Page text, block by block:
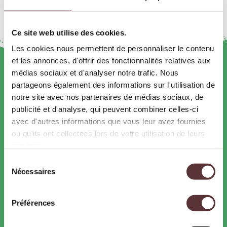
Ce site web utilise des cookies.
Les cookies nous permettent de personnaliser le contenu
et les annonces, d'offrir des fonctionnalités relatives aux
médias sociaux et d'analyser notre trafic. Nous
partageons également des informations sur l'utilisation de
notre site avec nos partenaires de médias sociaux, de
publicité et d'analyse, qui peuvent combiner celles-ci
avec d'autres informations que vous leur avez fournies
ou qu'ils ont collectées lors de votre utilisation de leurs
Nécessaires
Préférences
RÉSERVER
Billets
Pass annuels
Animations VIP : dans la peau d’un soigneur…
Dormir au parc
Carte cadeaux
VOUS AVEZ DÉJÀ VOS BILLETS ?
Retrouvez les sur votre compte